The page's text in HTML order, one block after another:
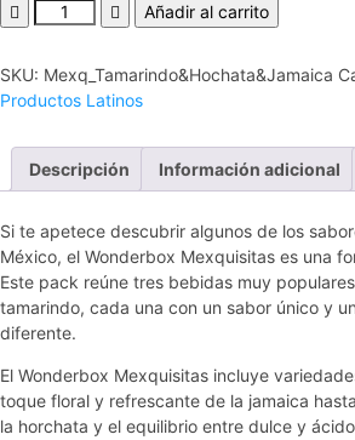
Añadir al carrito
SKU: Mexq_Tamarindo&Hochata&Jamaica
Productos Latinos
Descripción Información adicional
Si te apetece descubrir algunos de los
México, el Wonderbox Mexquisitas es una
Este pack reúne tres bebidas muy
tamarindo, cada una con un sabor único y
diferente.
El Wonderbox Mexquisitas incluye
toque floral y refrescante de la jamaica
la horchata y el equilibrio entre dulce y